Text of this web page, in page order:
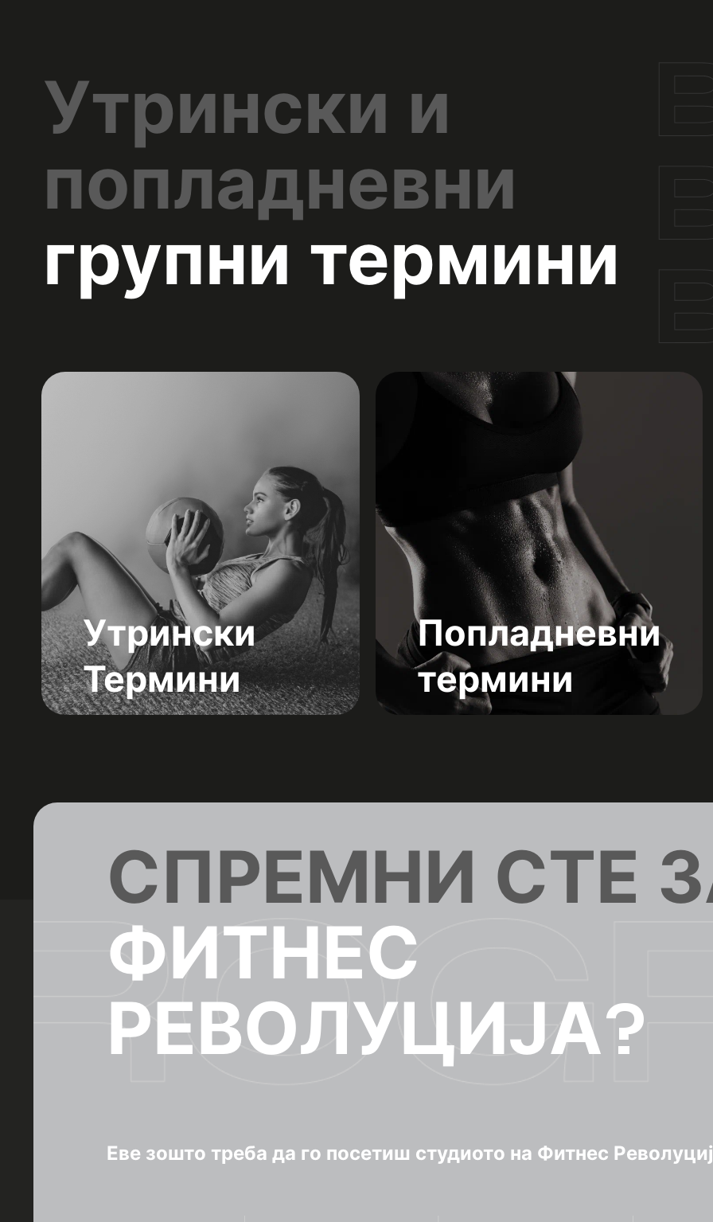
Утрински и
попладневни
групни термини
Утрински
Термини
Попладневни
термини
СПРЕМНИ СТЕ
ФИТНЕС
РЕВОЛУЦИЈА?
Еве зошто треба да го посетиш студиото на Фитнес